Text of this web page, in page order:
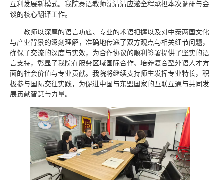
互利发展新模式。我院泰语教师沈清清应邀全程承担本次调研与会
谈的核心翻译工作。
教师以深厚的语言功底、专业的术语把握以及对中泰两国文化
与产业背景的深刻理解，准确地传递了双方观点与相关细节问题，
确保了交流的深度与实效，为合作协议的顺利签署提供了坚实的语
言支持，彰显了我院在服务区域国际合作、培养复合型外语人才方
面的社会价值与专业贡献。我院将继续支持师生发挥专业特长，积
极参与国际交往实践，为促进中国与东盟国家的互联互通与共同发
展贡献智慧与力量。